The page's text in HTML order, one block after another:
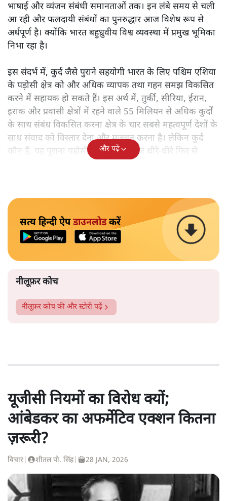
भाषाई और व्यंजन संबंधी समानताओं तक। इन लंबे समय से चली
आ रही और फलदायी संबंधों का पुनरुद्धार आज विशेष रूप से
अर्थपूर्ण है। क्योंकि भारत बहुध्रुवीय विश्व व्यवस्था में प्रमुख भूमिका
निभा रहा है।
इस संदर्भ में, कुर्द जैसे पुराने सहयोगी भारत के लिए पश्चिम एशिया
के पड़ोसी क्षेत्र को और अधिक व्यापक तथा गहन समझ विकसित
करने में सहायक हो सकते हैं। इस अर्थ में, तुर्की, सीरिया, ईरान,
इराक और प्रवासी क्षेत्रों में रहने वाले 55 मिलियन से अधिक कुर्दों
के साथ संबंध विकसित करना क्षेत्र के चार सबसे महत्वपूर्ण देशों के
साथ संवाद को विस्तार देना और मजबूत करना है। लेकिन कुर्द
कौन हैं, यह पुराना पड़ोसी जिसे भारत आज धीरे-धीरे फिर से
और पढ़ें
सत्य हिन्दी ऐपडाउनलोडकरें
नीलूफ़र कोच
नीलूफ़र कोच की और स्टोरी पढ़ें
यूजीसी नियमों का विरोध क्यों;
आंबेडकर का अफर्मेटिव एक्शन कितना
ज़रूरी?
विचार शीतल पी. सिंह| 28 JAN, 2026